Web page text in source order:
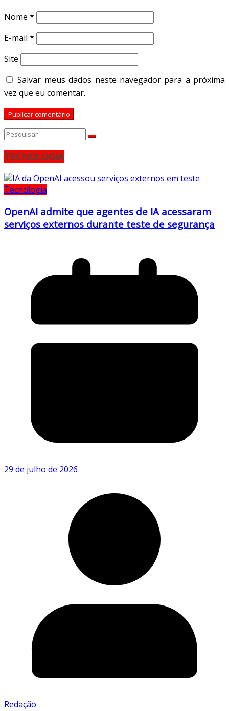
Nome *
E-mail *
Site
Salvar meus dados neste navegador para a próxima
vez que eu comentar.
TECNOLOGIA
Tecnologia
OpenAI admite que agentes de IA acessaram
serviços externos durante teste de segurança
29 de julho de 2026
Redação